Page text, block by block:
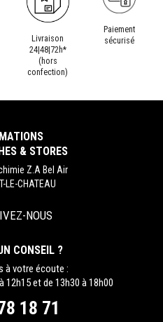
Livraison
24|48|72h*
(hors
confection)
Paiement
sécurisé
& STORES
Z.A Bel Air
LE-CHATEAU
NOUS
CONSEIL ?
à votre écoute :
12h15 et de 13h30 à 18h00
18 71